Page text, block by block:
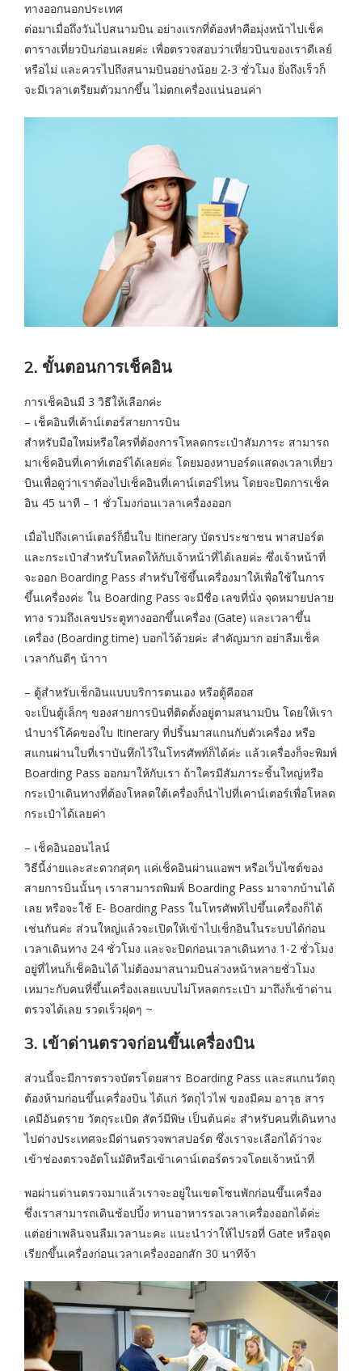
ทางออกนอกประเทศ
ต่อมาเมื่อถึงวันไปสนามบิน อย่างแรกที่ต้องทำคือมุ่งหน้าไปเช็ค
ตารางเที่ยวบินก่อนเลยค่ะ เพื่อตรวจสอบว่าเที่ยวบินของเราดีเลย์
หรือไม่ และควรไปถึงสนามบินอย่างน้อย 2-3 ชั่วโมง ยิ่งถึงเร็วก็
จะมีเวลาเตรียมตัวมากขึ้น ไม่ตกเครื่องแน่นอนค่า
2. ขั้นตอนการเช็คอิน
การเช็คอินมี 3 วิธีให้เลือกค่ะ
– เช็คอินที่เค้าน์เตอร์สายการบิน
สำหรับมือใหม่หรือใครที่ต้องการโหลดกระเป๋าสัมภาระ สามารถ
มาเช็คอินที่เคาท์เตอร์ได้เลยค่ะ โดยมองหาบอร์ดแสดงเวลาเที่ยว
บินเพื่อดูว่าเราต้องไปเช็คอินที่เคาน์เตอร์ไหน โดยจะปิดการเช็ค
อิน 45 นาที – 1 ชั่วโมงก่อนเวลาเครื่องออก
เมื่อไปถึงเคาน์เตอร์ก็ยื่นใบ Itinerary บัตรประชาชน พาสปอร์ต
และกระเป๋าสำหรับโหลดให้กับเจ้าหน้าที่ได้เลยค่ะ ซึ่งเจ้าหน้าที่
จะออก Boarding Pass สำหรับใช้ขึ้นเครื่องมาให้เพื่อใช้ในการ
ขึ้นเครื่องค่ะ ใน Boarding Pass จะมีชื่อ เลขที่นั่ง จุดหมายปลาย
ทาง รวมถึงเลขประตูทางออกขึ้นเครื่อง (Gate) และเวลาขึ้น
เครื่อง (Boarding time) บอกไว้ด้วยค่ะ สำคัญมาก อย่าลืมเช็ค
เวลากันดีๆ น้าาา
– ตู้สำหรับเช็กอินแบบบริการตนเอง หรือตู้คีออส
จะเป็นตู้เล็กๆ ของสายการบินที่ติดตั้งอยู่ตามสนามบิน โดยให้เรา
นำบาร์โค้ดของใบ Itinerary ที่ปริ้นมาสแกนกับตัวเครื่อง หรือ
สแกนผ่านใบที่เราบันทึกไว้ในโทรศัพท์ก็ได้ค่ะ แล้วเครื่องก็จะพิมพ์
Boarding Pass ออกมาให้กับเรา ถ้าใครมีสัมภาระชิ้นใหญ่หรือ
กระเป๋าเดินทางที่ต้องโหลดใต้เครื่องก็นำไปที่เคาน์เตอร์เพื่อโหลด
กระเป๋าได้เลยค่า
– เช็คอินออนไลน์
วิธีนี้ง่ายและสะดวกสุดๆ แค่เช็คอินผ่านแอพฯ หรือเว็บไซต์ของ
สายการบินนั้นๆ เราสามารถพิมพ์ Boarding Pass มาจากบ้านได้
เลย หรือจะใช้ E- Boarding Pass ในโทรศัพท์ไปขึ้นเครื่องก็ได้
เช่นกันค่ะ ส่วนใหญ่แล้วจะเปิดให้เข้าไปเช็กอินในระบบได้ก่อน
เวลาเดินทาง 24 ชั่วโมง และจะปิดก่อนเวลาเดินทาง 1-2 ชั่วโมง
อยู่ที่ไหนก็เช็คอินได้ ไม่ต้องมาสนามบินล่วงหน้าหลายชั่วโมง
เหมาะกับคนที่ขึ้นเครื่องเลยแบบไม่โหลดกระเป๋า มาถึงก็เข้าด่าน
ตรวจได้เลย รวดเร็วฝุดๆ ~
3. เข้าด่านตรวจก่อนขึ้นเครื่องบิน
ส่วนนี้จะมีการตรวจบัตรโดยสาร Boarding Pass และสแกนวัตถุ
ต้องห้ามก่อนขึ้นเครื่องบิน ได้แก่ วัตถุไวไฟ ของมีคม อาวุธ สาร
เคมีอันตราย วัตถุระเบิด สัตว์มีพิษ เป็นต้นค่ะ สำหรับคนที่เดินทาง
ไปต่างประเทศจะมีด่านตรวจพาสปอร์ต ซึ่งเราจะเลือกได้ว่าจะ
เข้าช่องตรวจอัตโนมัติหรือเข้าเคาน์เตอร์ตรวจโดยเจ้าหน้าที่
พอผ่านด่านตรวจมาแล้วเราจะอยู่ในเขตโซนพักก่อนขึ้นเครื่อง
ซึ่งเราสามารถเดินช้อปปิ้ง ทานอาหารรอเวลาเครื่องออกได้ค่ะ
แต่อย่าเพลินจนลืมเวลานะคะ แนะนำว่าให้ไปรอที่ Gate หรือจุด
เรียกขึ้นเครื่องก่อนเวลาเครื่องออกสัก 30 นาทีจ้า